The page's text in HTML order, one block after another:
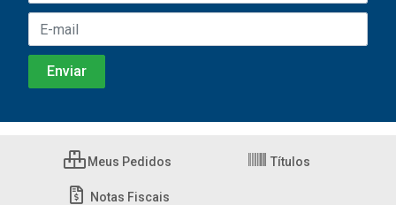
Meus Pedidos Títulos
Notas Fiscais